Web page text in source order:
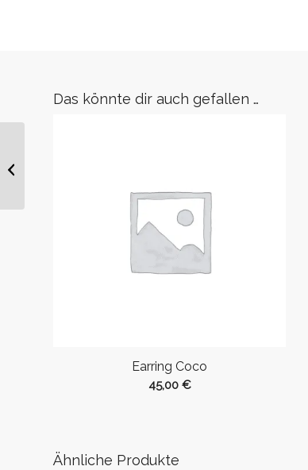
Das könnte dir auch gefallen …
Earring Coco
45,00 €
Ähnliche Produkte